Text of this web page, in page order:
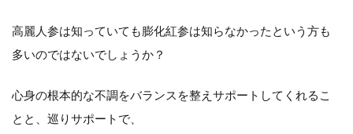
高麗人参は知っていても膨化紅参は知らなかったという方も
多いのではないでしょうか？
心身の根本的な不調をバランスを整えサポートしてくれるこ
とと、巡りサポートで、